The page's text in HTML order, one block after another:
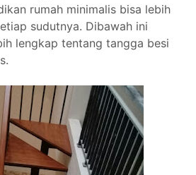
rumah minimalis bisa lebih
sudutnya. Dibawah ini
lengkap tentang tangga besi